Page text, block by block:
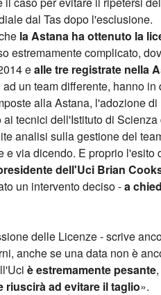
dal Tas dopo l'esclusione.
la Astana ha ottenuto la
estremamente complicato,
ealle tre registrate nella
un team differente, hanno
alla Astana, l'adozione
ai tecnici dell'Istituto di
analisi sulla gestione del
e via dicendo. E proprio l'esito
dell'Uci Brian
un intervento deciso -a
delle Licenze - scrive
anche se una data non è
è estremamente pesante
riuscirà ad evitare il taglio».